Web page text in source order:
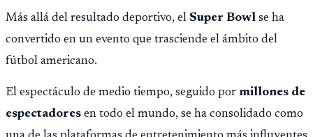
Más allá del resultado deportivo, el Super Bowl se ha
convertido en un evento que trasciende el ámbito del
fútbol americano.
El espectáculo de medio tiempo, seguido por millones de
espectadores en todo el mundo, se ha consolidado como